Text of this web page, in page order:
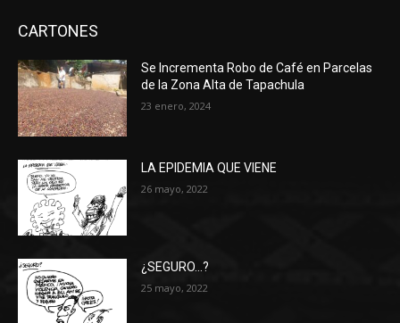
CARTONES
Se Incrementa Robo de Café en Parcelas
de la Zona Alta de Tapachula
23 enero, 2024
LA EPIDEMIA QUE VIENE
26 mayo, 2022
¿SEGURO…?
25 mayo, 2022